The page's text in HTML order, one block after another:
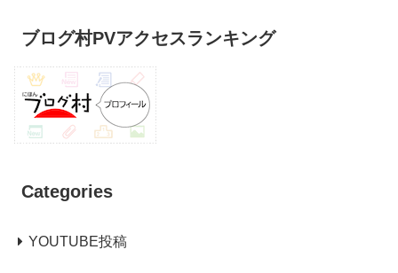
ブログ村PVアクセスランキング
Categories
YOUTUBE投稿